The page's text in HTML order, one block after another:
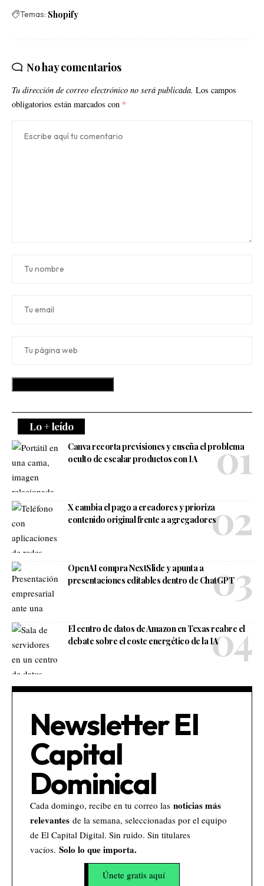
Temas: Shopify
No hay comentarios
Tu dirección de correo electrónico no será publicada. Los campos
obligatorios están marcados con *
Lo + leído
Canva recorta previsiones y enseña el problema
oculto de escalar productos con IA
X cambia el pago a creadores y prioriza
contenido original frente a agregadores
OpenAI compra NextSlide y apunta a
presentaciones editables dentro de ChatGPT
El centro de datos de Amazon en Texas reabre el
debate sobre el coste energético de la IA
Newsletter El
Capital
Dominical
Cada domingo, recibe en tu correo las noticias más
relevantes de la semana, seleccionadas por el equipo
de El Capital Digital. Sin ruido. Sin titulares
vacíos. Solo lo que importa.
Únete gratis aquí